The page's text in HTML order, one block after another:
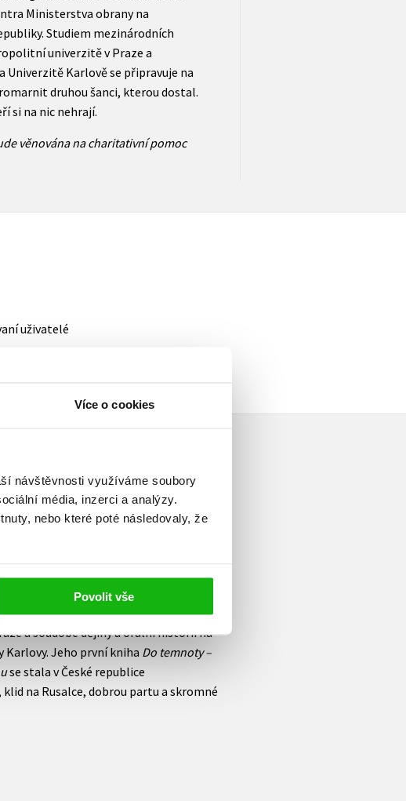
Více o cookies
návštěvnosti využíváme soubory
média, inzerci a analýzy.
nebo které poté následovaly, že
Povolit vše
Ministerstva obrany na
Studiem mezinárodních
univerzitě v Praze a
Univerzitě Karlově se připravuje na
druhou šanci, kterou dostal.
si na nic nehrají.
věnována na charitativní pomoc
uživatelé
oddělení monitoringu zahraničních
výzkum za účasti českých
mezinárodní vztahy a evropská
a soudobé dějiny a orální historii na
Jeho první kniha Do temnoty –
se stala v České republice
na Rusalce, dobrou partu a skromné